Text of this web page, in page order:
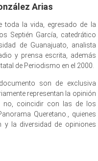
Arias
toda la vida, egresado de la
Septién García, catedrático
de Guanajuato, analista
y prensa escrita, además
de Periodismo en el 2000.
son de exclusiva
representan la opinión
no, coincidir con las de los
Queretano., quienes
y la diversidad de opiniones